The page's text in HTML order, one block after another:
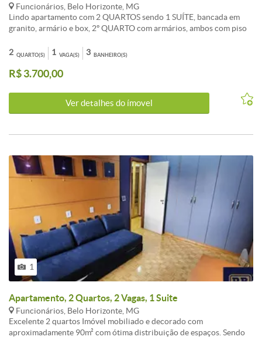
Funcionários, Belo Horizonte, MG
Lindo apartamento com 2 QUARTOS sendo 1 SUÍTE, bancada em
granito, armário e box, 2º QUARTO com armários, ambos com piso
rebaixamento em gesso e luminárias embutidas, BANHO SOCIAL
com piso e bancada em granito, armário e box, COZINHA com piso
em granito, repleta de armários, ÁEA DE SERVIÇOS com piso em
DE GAREM LIVRE COBERTA SALÃO DE FESTAS E 2 ELEVADORES
PONTO NOBRE DO BAIRRO BOA VIAGEM
QUARTO(S)
2 VAGA(S)
1 BANHEIRO(S)
3
R$ 3.700,00
Ver detalhes do ímovel
1
Apartamento, 2 Quartos, 2 Vagas, 1 Suite
Funcionários, Belo Horizonte, MG
Excelente 2 quartos Imóvel mobiliado e decorado com
aproximadamente 90m² com ótima distribuição de espaços. Sendo